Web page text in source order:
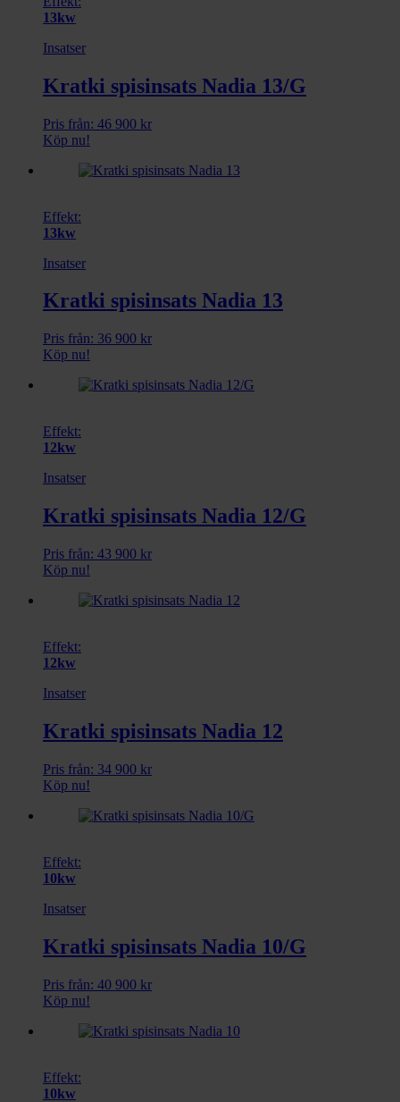
13kw
Insatser
Kratki spisinsats Nadia 13/G
Pris från: 46 900 kr
Köp nu!
Effekt:
13kw
Insatser
Kratki spisinsats Nadia 13
Pris från: 36 900 kr
Köp nu!
Effekt:
12kw
Insatser
Kratki spisinsats Nadia 12/G
Pris från: 43 900 kr
Köp nu!
Effekt:
12kw
Insatser
Kratki spisinsats Nadia 12
Pris från: 34 900 kr
Köp nu!
Effekt:
10kw
Insatser
Kratki spisinsats Nadia 10/G
Pris från: 40 900 kr
Köp nu!
Effekt:
10kw